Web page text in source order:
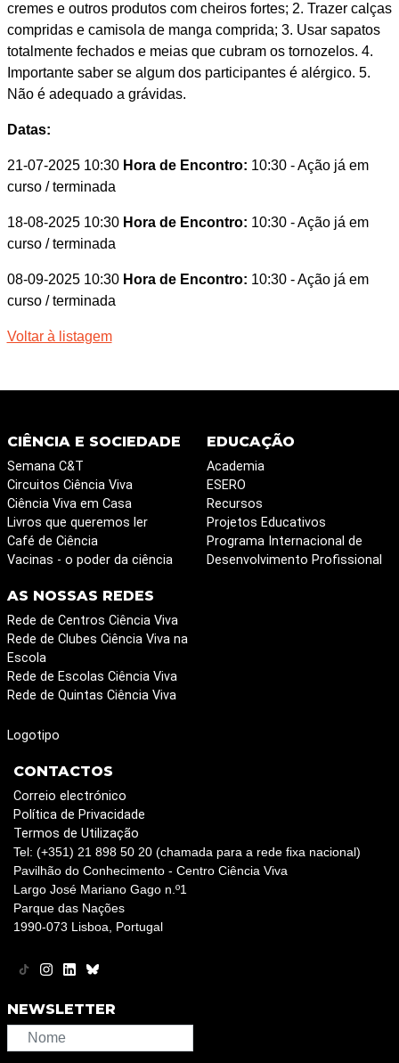
cremes e outros produtos com cheiros fortes; 2. Trazer calças
compridas e camisola de manga comprida; 3. Usar sapatos
totalmente fechados e meias que cubram os tornozelos. 4.
Importante saber se algum dos participantes é alérgico. 5.
Não é adequado a grávidas.
Datas:
21-07-2025 10:30 Hora de Encontro: 10:30 - Ação já em
curso / terminada
18-08-2025 10:30 Hora de Encontro: 10:30 - Ação já em
curso / terminada
08-09-2025 10:30 Hora de Encontro: 10:30 - Ação já em
curso / terminada
Voltar à listagem
CIÊNCIA E SOCIEDADE
Semana C&T
Circuitos Ciência Viva
Ciência Viva em Casa
Livros que queremos ler
Café de Ciência
Vacinas - o poder da ciência
EDUCAÇÃO
Academia
ESERO
Recursos
Projetos Educativos
Programa Internacional de
Desenvolvimento Profissional
AS NOSSAS REDES
Rede de Centros Ciência Viva
Rede de Clubes Ciência Viva na
Escola
Rede de Escolas Ciência Viva
Rede de Quintas Ciência Viva
Logotipo
CONTACTOS
Correio electrónico
Política de Privacidade
Termos de Utilização
Tel: (+351) 21 898 50 20 (chamada para a rede fixa nacional)
Pavilhão do Conhecimento - Centro Ciência Viva
Largo José Mariano Gago n.º1
Parque das Nações
1990-073 Lisboa, Portugal
NEWSLETTER